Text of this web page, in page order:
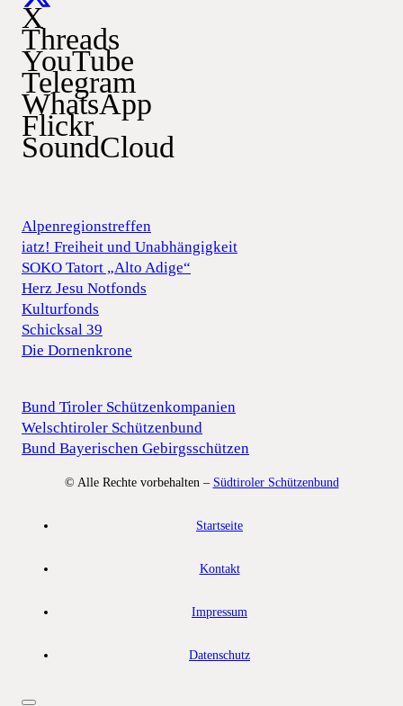
X
Threads
YouTube
Telegram
WhatsApp
Flickr
SoundCloud
Alpenregionstreffen
iatz! Freiheit und Unabhängigkeit
SOKO Tatort „Alto Adige“
Herz Jesu Notfonds
Kulturfonds
Schicksal 39
Die Dornenkrone
Bund Tiroler Schützenkompanien
Welschtiroler Schützenbund
Bund Bayerischen Gebirgsschützen
© Alle Rechte vorbehalten – Südtiroler Schützenbund
Startseite
Kontakt
Impressum
Datenschutz